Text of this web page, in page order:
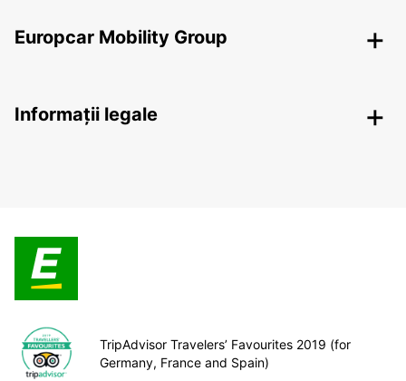
Europcar Mobility Group
Informații legale
TripAdvisor Travelers’ Favourites 2019 (for
Germany, France and Spain)